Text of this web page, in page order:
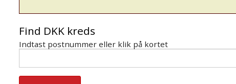
Find DKK kreds
Indtast postnummer eller klik på kortet